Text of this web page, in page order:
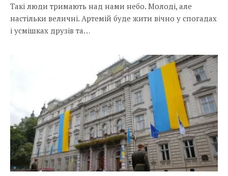
Такі люди тримають над нами небо. Молоді, але
настільки величні. Артемій буде жити вічно у спогадах
і усмішках друзів та…